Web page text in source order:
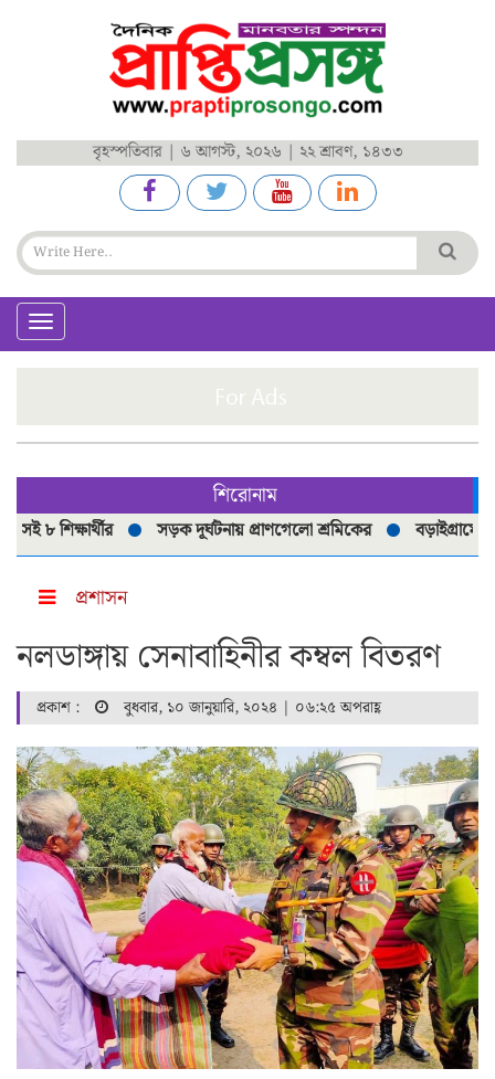
বৃহস্পতিবার | ৬ আগস্ট, ২০২৬ | ২২ শ্রাবণ, ১৪৩৩
Toggle
navigation
শিরোনাম
শিক্ষার্থীর সড়ক দূর্ঘটনায় প্রাণগেলো শ্রমিকের বড়াইগ্রামে
প্রশাসন
নলডাঙ্গায় সেনাবাহিনীর কম্বল বিতরণ
প্রকাশ : বুধবার, ১০ জানুয়ারি, ২০২৪ | ০৬:২৫ অপরাহ্ণ